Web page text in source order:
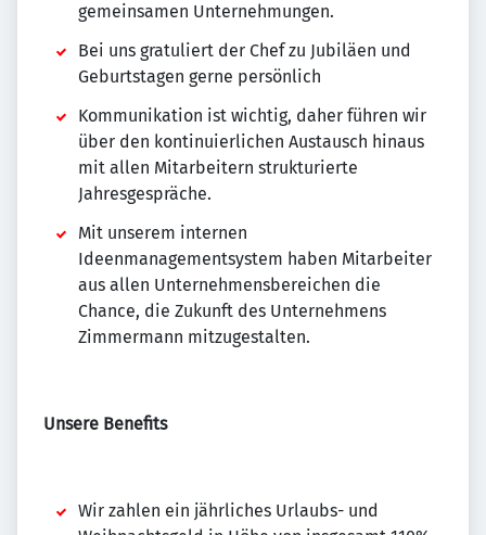
gemeinsamen Unternehmungen.
Bei uns gratuliert der Chef zu Jubiläen und
Geburtstagen gerne persönlich
Kommunikation ist wichtig, daher führen wir
über den kontinuierlichen Austausch hinaus
mit allen Mitarbeitern strukturierte
Jahresgespräche.
Mit unserem internen
Ideenmanagementsystem haben Mitarbeiter
aus allen Unternehmensbereichen die
Chance, die Zukunft des Unternehmens
Zimmermann mitzugestalten.
Unsere Benefits
Wir zahlen ein jährliches Urlaubs- und